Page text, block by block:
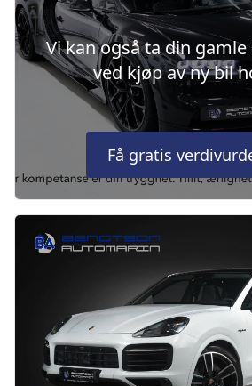
Vi kan også ta din
ved kjøp av ny bil
Få gratis